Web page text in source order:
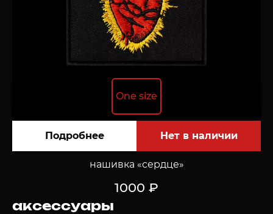
One size
Подробнее
нашивка «сердце»
1000 ₽
аксессуары